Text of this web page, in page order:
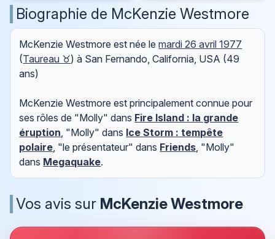
Biographie de McKenzie Westmore
McKenzie Westmore est née lemardi 26 avril 1977
(Taureau ♉) à San Fernando, California, USA (49
ans)
McKenzie Westmore est principalement connue pour
ses rôles de "Molly" dans Fire Island : la grande
éruption, "Molly" dans Ice Storm : tempête
polaire, "le présentateur" dans Friends, "Molly"
dans Megaquake.
Vos avis sur McKenzie Westmore